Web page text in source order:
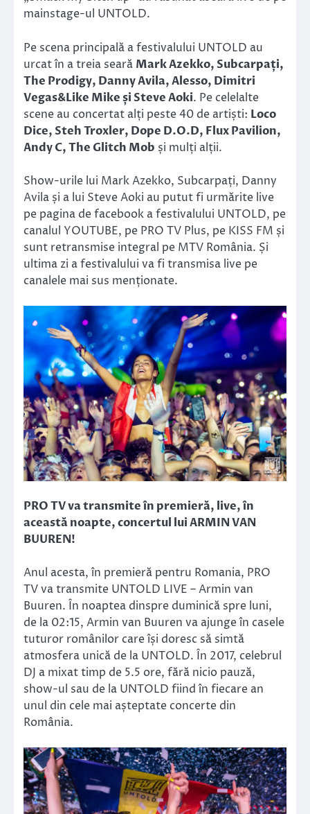
mainstage-ul UNTOLD.
Pe scena principală a festivalului UNTOLD au
urcat în a treia seară Mark Azekko, Subcarpați,
The Prodigy, Danny Avila, Alesso, Dimitri
Vegas&Like Mike și Steve Aoki. Pe celelalte
scene au concertat alți peste 40 de artiști: Loco
Dice, Steh Troxler, Dope D.O.D, Flux Pavilion,
Andy C, The Glitch Mob și mulți alții.
Show-urile lui Mark Azekko, Subcarpați, Danny
Avila și a lui Steve Aoki au putut fi urmărite live
pe pagina de facebook a festivalului UNTOLD, pe
canalul YOUTUBE, pe PRO TV Plus, pe KISS FM și
sunt retransmise integral pe MTV România. Și
ultima zi a festivalului va fi transmisa live pe
canalele mai sus menționate.
PRO TV va transmite în premieră, live, în
această noapte, concertul lui ARMIN VAN
BUUREN!
Anul acesta, în premieră pentru Romania, PRO
TV va transmite UNTOLD LIVE – Armin van
Buuren. În noaptea dinspre duminică spre luni,
de la 02:15, Armin van Buuren va ajunge în casele
tuturor românilor care își doresc să simtă
atmosfera unică de la UNTOLD. În 2017, celebrul
DJ a mixat timp de 5.5 ore, fără nicio pauză,
show-ul sau de la UNTOLD fiind în fiecare an
unul din cele mai așteptate concerte din
România.